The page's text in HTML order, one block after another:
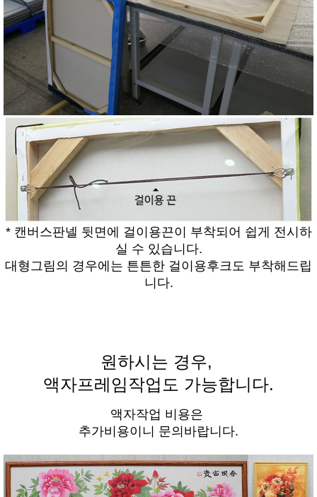
* 캔버스판넬 뒷면에 걸이용끈이 부착되어 쉽게 전시하
실 수 있습니다.
대형그림의 경우에는 튼튼한 걸이용후크도 부착해드립
니다.
원하시는 경우,
액자프레임작업도 가능합니다.
액자작업 비용은
추가비용이니 문의바랍니다.